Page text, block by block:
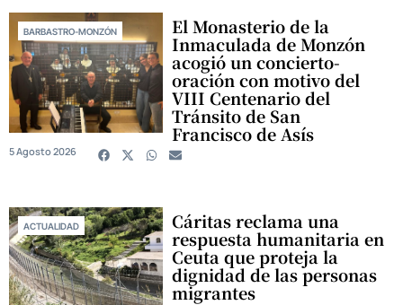
BARBASTRO-MONZÓN El Monasterio de la
Inmaculada de Monzón
acogió un concierto-
oración con motivo del
VIII Centenario del
Tránsito de San
Francisco de Asís
5 Agosto 2026
ACTUALIDAD Cáritas reclama una
respuesta humanitaria en
Ceuta que proteja la
dignidad de las personas
migrantes